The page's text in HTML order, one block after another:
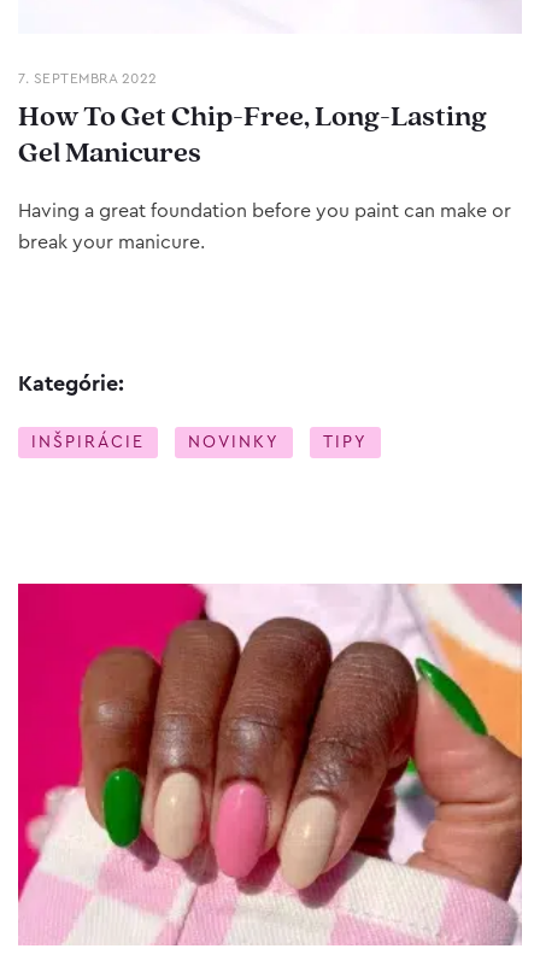
7. SEPTEMBRA 2022
How To Get Chip-Free, Long-Lasting
Gel Manicures
Having a great foundation before you paint can make or
break your manicure.
Kategórie:
INŠPIRÁCIE NOVINKY TIPY